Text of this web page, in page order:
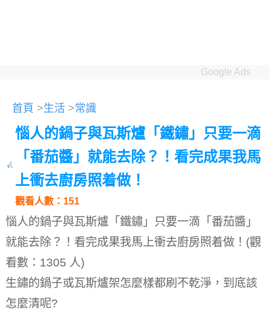
Google Ads
首頁 >生活 >常識
惱人的鍋子與瓦斯爐「鐵鏽」只要一滴
「番茄醬」就能去除？！看完成果我馬
上衝去廚房照着做！
觀看人數：151
惱人的鍋子與瓦斯爐「鐵鏽」只要一滴「番茄醬」
就能去除？！看完成果我馬上衝去廚房照着做！(觀
看數：1305 人)
生鏽的鍋子或瓦斯爐架怎麼樣都刷不乾淨，到底該
怎麼清呢?